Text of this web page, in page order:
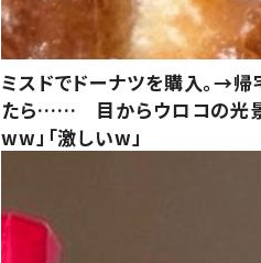
ミスドでドーナツを購入。→帰
たら…… 目からウロコの光景
ww」「激しいw」